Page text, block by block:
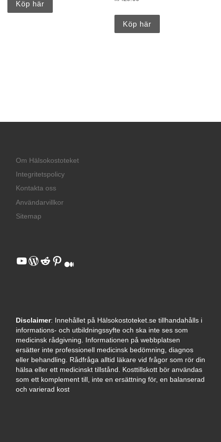
Köp här
Köp här
Om Hälsokostoteket
Integritetspolicy
Kontakta oss
Användarvillkor
Sitemap
YouTube
WordPress
Reddit
Pinterest
Medium
Disclaimer: Innehållet på Hälsokostoteket.se tillhandahålls i
informations- och utbildningssyfte och ska inte ses som
medicinsk rådgivning. Informationen på webbplatsen
ersätter inte professionell medicinsk bedömning, diagnos
eller behandling. Rådfråga alltid läkare vid frågor som rör din
hälsa eller ett medicinskt tillstånd. Kosttillskott bör användas
som ett komplement till, inte en ersättning för, en balanserad
och varierad kost